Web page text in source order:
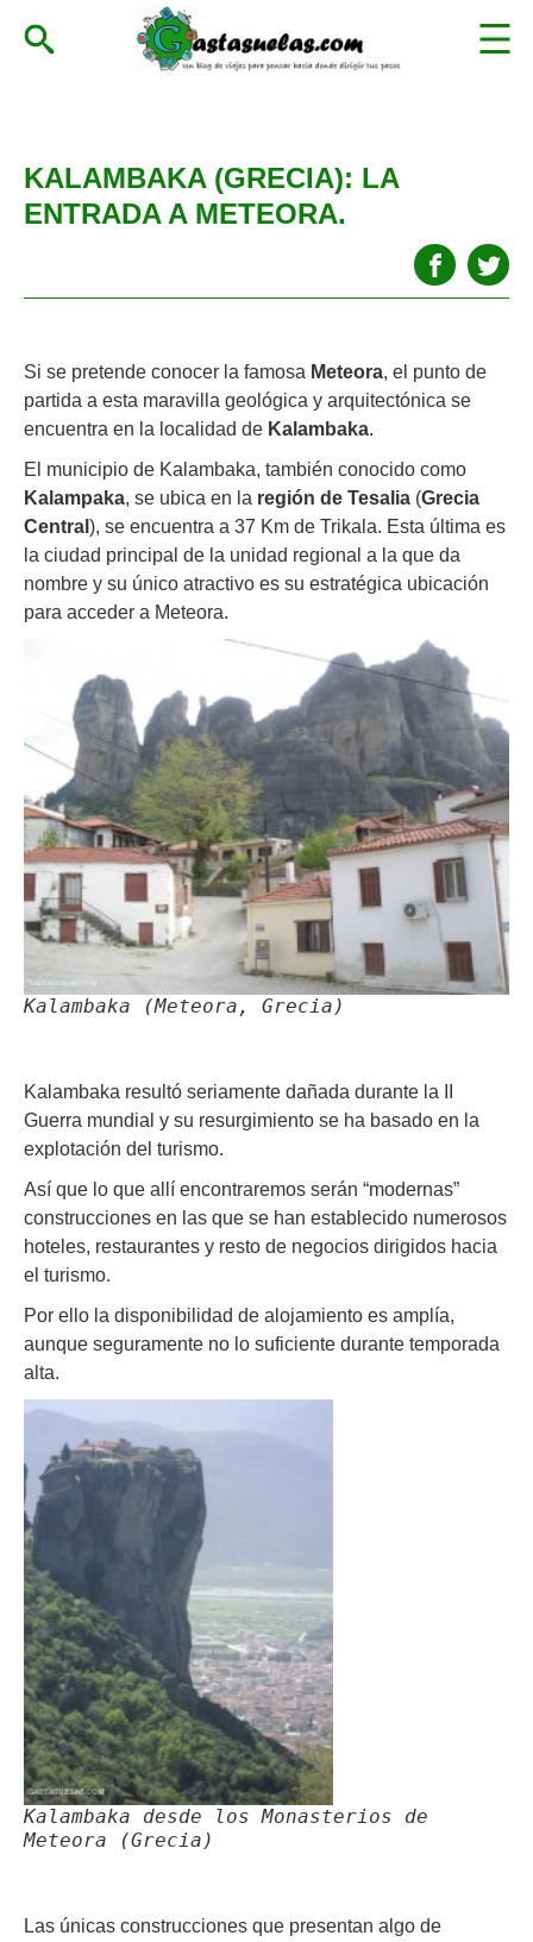
KALAMBAKA (GRECIA): LA
ENTRADA A METEORA.
Si se pretende conocer la famosa Meteora, el punto de
partida a esta maravilla geológica y arquitectónica se
encuentra en la localidad de Kalambaka.
El municipio de Kalambaka, también conocido como
Kalampaka, se ubica en la región de Tesalia (Grecia
Central ), se encuentra a 37 Km de Trikala. Esta última es
la ciudad principal de la unidad regional a la que da
nombre y su único atractivo es su estratégica ubicación
para acceder a Meteora.
Kalambaka (Meteora, Grecia)
Kalambaka resultó seriamente dañada durante la II
Guerra mundial y su resurgimiento se ha basado en la
explotación del turismo.
Así que lo que allí encontraremos serán “modernas”
construcciones en las que se han establecido numerosos
hoteles, restaurantes y resto de negocios dirigidos hacia
el turismo.
Por ello la disponibilidad de alojamiento es amplía,
aunque seguramente no lo suficiente durante temporada
alta.
Kalambaka desde los Monasterios de
Meteora (Grecia)
Las únicas construcciones que presentan algo de